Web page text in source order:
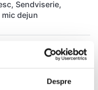
Despre
Sendviserie
dejun
tava tapetata cu foaie